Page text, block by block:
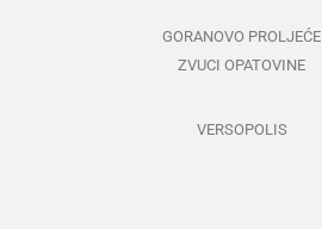
GORANOVO PROLJEĆE
ZVUCI OPATOVINE
VERSOPOLIS